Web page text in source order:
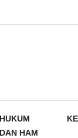
HUKUM
DAN HAM